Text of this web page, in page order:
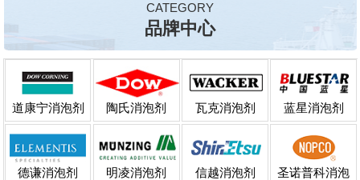
CATEGORY
品牌中心
道康宁消泡剂 陶氏消泡剂 瓦克消泡剂 蓝星消泡剂
德谦消泡剂 明凌消泡剂 信越消泡剂
圣诺普科消泡